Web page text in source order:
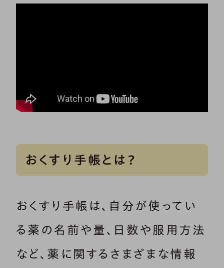
おくすり手帳とは？
おくすり手帳は、自分が使ってい
る薬の名前や量、日数や服用方法
など、薬に関するさまざまな情報